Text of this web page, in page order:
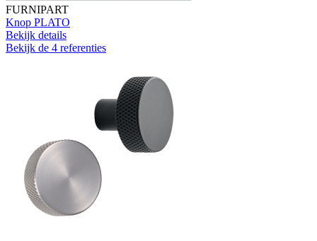
FURNIPART
Knop PLATO
Bekijk details
Bekijk de 4 referenties